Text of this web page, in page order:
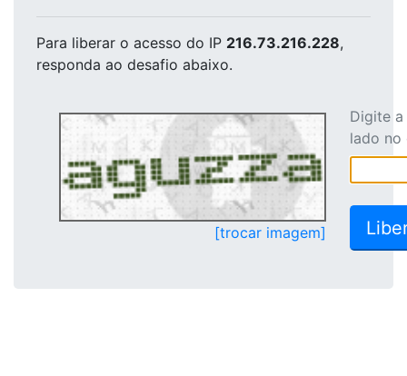
Para liberar o acesso do IP 216.73.216.228,
responda ao desafio abaixo.
[trocar imagem]
Digite
lado no